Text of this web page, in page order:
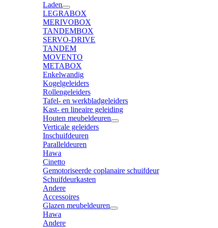
Laden
LEGRABOX
MERIVOBOX
TANDEMBOX
SERVO-DRIVE
TANDEM
MOVENTO
METABOX
Enkelwandig
Kogelgeleiders
Rollengeleiders
Tafel- en werkbladgeleiders
Kast- en lineaire geleiding
Houten meubeldeuren
Verticale geleiders
Inschuifdeuren
Paralleldeuren
Hawa
Cinetto
Gemotoriseerde coplanaire schuifdeur
Schuifdeurkasten
Andere
Accessoires
Glazen meubeldeuren
Hawa
Andere